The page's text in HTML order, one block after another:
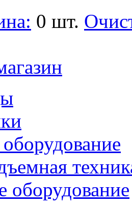
0 шт.
оборудование